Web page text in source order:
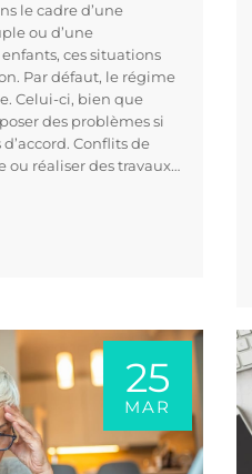
le cadre d’une
ou d’une
ces situations
Par défaut, le régime
Celui-ci, bien que
des problèmes si
Conflits de
réaliser des travaux…
25
MAR